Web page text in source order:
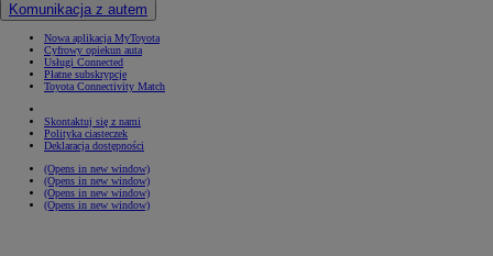
Komunikacja z autem
Nowa aplikacja MyToyota
Cyfrowy opiekun auta
Usługi Connected
Płatne subskrypcje
Toyota Connectivity Match
Skontaktuj się z nami
Polityka ciasteczek
Deklaracja dostępności
(Opens in new window)
(Opens in new window)
(Opens in new window)
(Opens in new window)